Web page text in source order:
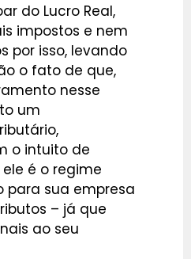
do Lucro Real,
impostos e nem
por isso, levando
o fato de que,
nesse
um
o intuito de
é o regime
para sua empresa
– já que
ao seu